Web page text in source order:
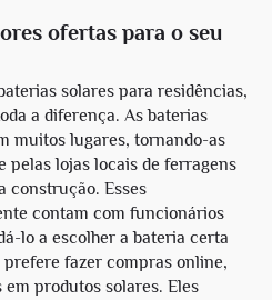
ofertas para o seu
solares para residências,
a diferença. As baterias
muitos lugares, tornando-as
pelas lojas locais de ferragens
construção. Esses
contam com funcionários
lo a escolher a bateria certa
fazer compras online,
produtos solares. Eles